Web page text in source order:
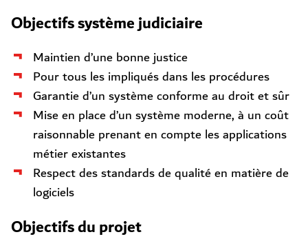
Objectifs système judiciaire
Maintien d’une bonne justice
Pour tous les impliqués dans les procédures
Garantie d’un système conforme au droit et sûr
Mise en place d’un système moderne, à un coût
raisonnable prenant en compte les applications
métier existantes
Respect des standards de qualité en matière de
logiciels
Objectifs du projet